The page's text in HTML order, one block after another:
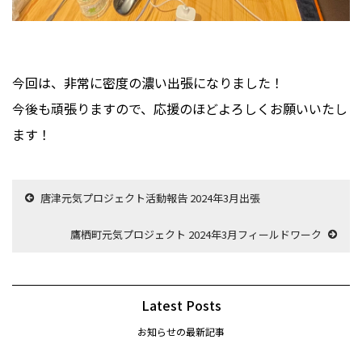
今回は、非常に密度の濃い出張になりました！
今後も頑張りますので、応援のほどよろしくお願いいたし
ます！
唐津元気プロジェクト活動報告 2024年3月出張
鷹栖町元気プロジェクト 2024年3月フィールドワーク
Latest Posts
お知らせの最新記事